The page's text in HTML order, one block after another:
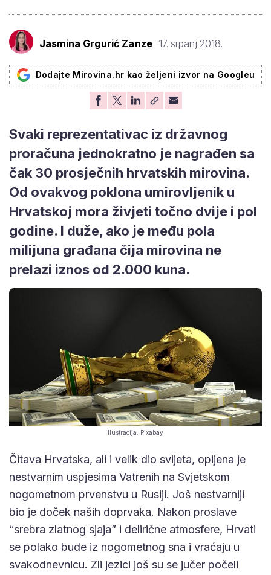
Jasmina Grgurić Zanze 17. srpanj 2018.
Dodajte Mirovina.hr kao željeni izvor na Googleu
Svaki reprezentativac iz državnog
proračuna jednokratno je nagrađen sa
čak 30 prosječnih hrvatskih mirovina.
Od ovakvog poklona umirovljenik u
Hrvatskoj mora živjeti točno dvije i pol
godine. I duže, ako je među pola
milijuna građana čija mirovina ne
prelazi iznos od 2.000 kuna.
Ilustracija: Pixabay
Čitava Hrvatska, ali i velik dio svijeta, opijena je
nestvarnim uspjesima Vatrenih na Svjetskom
nogometnom prvenstvu u Rusiji. Još nestvarniji
bio je doček naših doprvaka. Nakon proslave
“srebra zlatnog sjaja” i delirične atmosfere, Hrvati
se polako bude iz nogometnog sna i vraćaju u
svakodnevnicu. Zli jezici još su se jučer počeli